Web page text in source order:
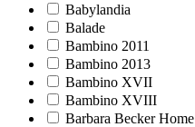
Babylandia
Balade
Bambino 2011
Bambino 2013
Bambino XVII
Bambino XVIII
Barbara Becker Home